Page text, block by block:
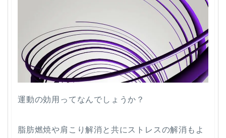
運動の効用ってなんでしょうか？
脂肪燃焼や肩こり解消と共にストレスの解消もよ